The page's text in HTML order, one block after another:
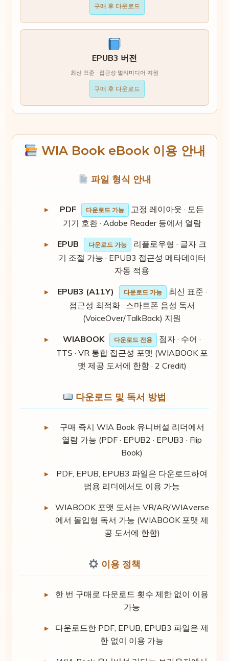
구매 후 다운로드
EPUB3 버전
최신 표준 · 접근성·멀티미디어 지원
구매 후 다운로드
WIA Book eBook 이용 안내
파일 형식 안내
PDF 다운로드 가능
고정 레이아웃 · 모든
기기 호환 · Adobe Reader 등에서 열람
EPUB 다운로드 가능
리플로우형 · 글자 크
기 조절 가능 · EPUB3 접근성 메타데이터
자동 적용
EPUB3 (A11Y) 다운로드 가능
최신 표준 ·
접근성 최적화 · 스마트폰 음성 독서
(VoiceOver/TalkBack) 지원
WIABOOK 다운로드 전용
점자 · 수어 ·
TTS · VR 통합 접근성 포맷 (WIABOOK 포
맷 제공 도서에 한함 · 2 Credit)
다운로드 및 독서 방법
구매 즉시 WIA Book 유니버설 리더에서
열람 가능 (PDF · EPUB2 · EPUB3 · Flip
Book)
PDF, EPUB, EPUB3 파일은 다운로드하여
범용 리더에서도 이용 가능
WIABOOK 포맷 도서는 VR/AR/WIAverse
에서 몰입형 독서 가능 (WIABOOK 포맷 제
공 도서에 한함)
이용 정책
한 번 구매로 다운로드 횟수 제한 없이 이용
가능
다운로드한 PDF, EPUB, EPUB3 파일은 제
한 없이 이용 가능